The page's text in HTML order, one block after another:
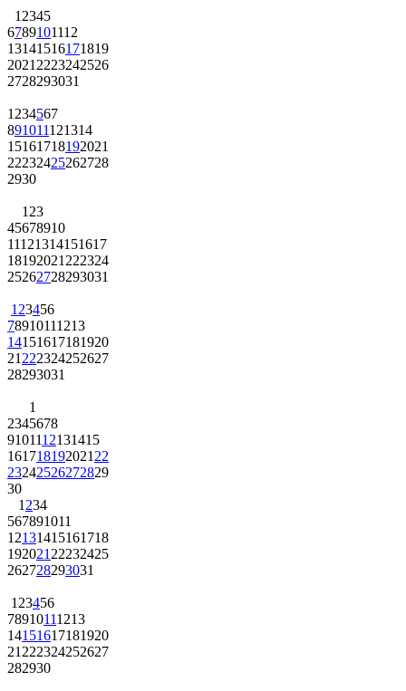
1 2345
6789101112
13141516171819
2021 2223242526
2728293031
1 234567
891011121314
15161718192021
22232425262728
2930
1 23
45678910
11121314151617
18192021 222324
25262728293031
1 23456
78910111213
14151617181920
21 222324252627
28293031
1
2345678
9101112131415
161718192021 22
23242526272829
30
1 234
567891011
12131415161718
192021 22232425
262728293031
1 23456
78910111213
14151617181920
21 222324252627
282930